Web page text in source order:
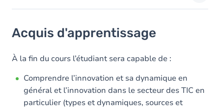
Objectifs
Contenu
Acquis d'apprentissage
À la fin du cours l’étudiant sera capable de :
Comprendre l’innovation et sa dynamique en
général et l’innovation dans le secteur des TIC en
particulier (types et dynamiques, sources et